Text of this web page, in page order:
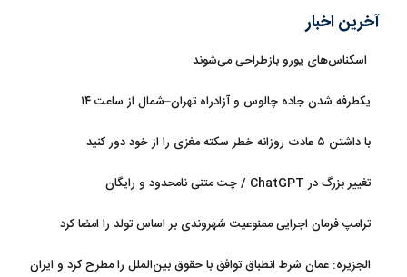
آخرین اخبار
اسکناس‌های یورو بازطراحی می‌شوند
یکطرفه شدن جاده چالوس و آزادراه تهران–شمال از ساعت ۱۴
با داشتن ۵ عادت روزانه خطر سکته مغزی را از خود دور کنید
تغییر بزرگ در ChatGPT / چت متنی نامحدود و رایگان
ترامپ فرمان اجرایی ممنوعیت شهروندی بر اساس تولد را امضا کرد
الجزیره: عمان شرط انطباق توافق با حقوق بین‌الملل را مطرح کرد و ایران